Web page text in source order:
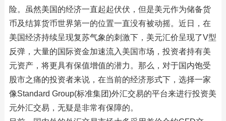
险。虽然美国的经济一直起起伏伏，但是美元作为储备货
币及结算货币世界第一的位置一直没有被动摇。近日，在
美国经济持续呈现复苏气象的刺激下，美元汇价呈现了V型
反弹，大量的国际资金加速流入美国市场，投资者持有美
元资产，将更具有保值增值的潜力。那么，对于国内饱受
股市之痛的投资者来说，在当前的经济形式下，选择一家
像Standard Group(标准集团)外汇交易的平台来进行投资美
元外汇交易，无疑是非常有保障的。